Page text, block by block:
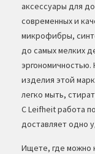
аксессуары для
современных и
микрофибры,
до самых мелких
эргономичностью.
изделия этой
легко мыть,
С Leifheit работа
доставляет одно
Ищете, где можно